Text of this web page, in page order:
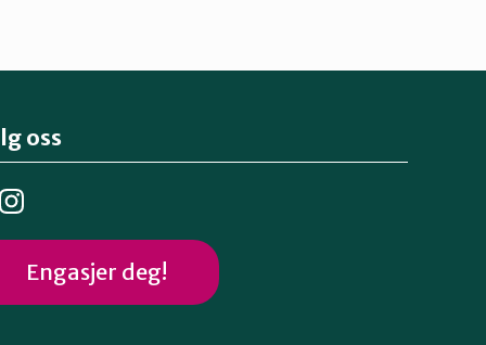
oss
Engasjer deg!